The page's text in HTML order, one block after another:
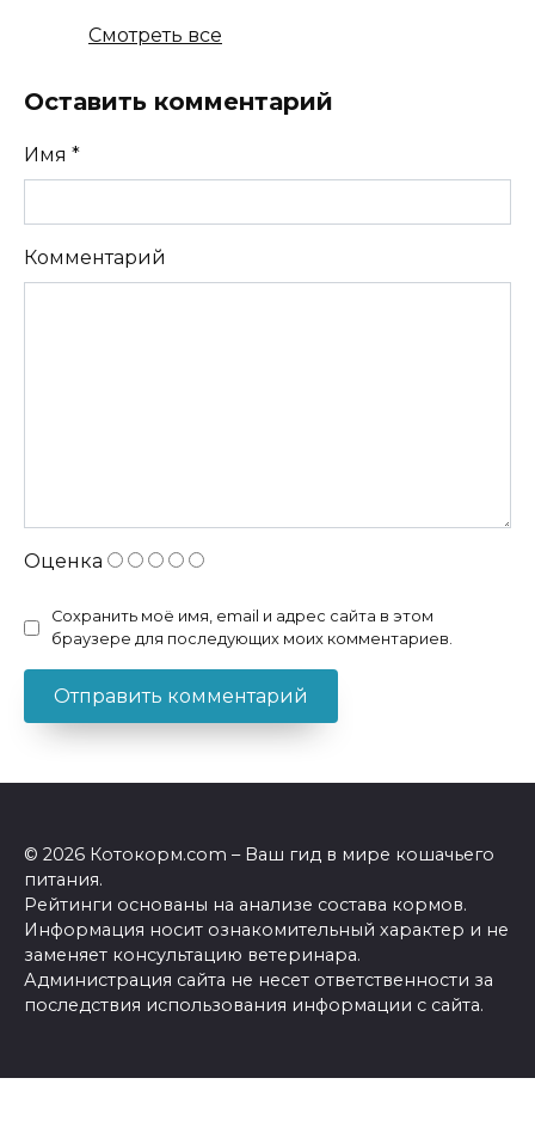
Смотреть все
Оставить комментарий
Имя *
Комментарий
Оценка
Сохранить моё имя, email и адрес сайта в этом
браузере для последующих моих комментариев.
© 2026 Котокорм.com – Ваш гид в мире кошачьего
питания.
Рейтинги основаны на анализе состава кормов.
Информация носит ознакомительный характер и не
заменяет консультацию ветеринара.
Администрация сайта не несет ответственности за
последствия использования информации с сайта.